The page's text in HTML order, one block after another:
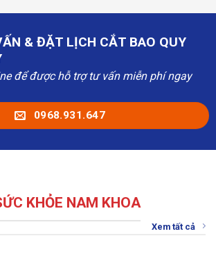
& ĐẶT LỊCH CẮT BAO QUY
để được hỗ trợ tư vấn miễn phí ngay
0968.931.647
KHỎE NAM KHOA
Xem tất cả